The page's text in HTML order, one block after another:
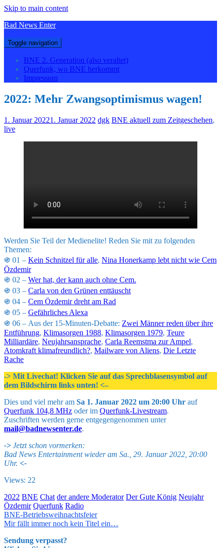
Skip to main content
Bad News Enter
Toggle navigation
BNE 2. Generation (also veraltet)
Querfunk, wo BNE herkommt
Impressum
2022: Mehr Zwangsoptimismus wagen!
1. Januar 20221. Januar 2022 dgk BNE aktuell zum Zeitgeschehen,
live
Werden Sie Teil der Medienelite! Reden Sie mit zu folgenden
Themen:
֍ 01 – Kein Schnitzel für alle, Nina Honerkamp lebt nicht wie Cem
Özdemir
֍ 02 – Wer hat, der kann auch ohne Cem.
֍ 03 – Carla von den Grünen enttäuscht
֍ 04 – Cem Özdemir dreht am Rad
֍ 05 – Gefährliches Alexa
֍ 06 – Aus der 15-Minuten-Debatte: Zwei Männer reden über ihre
Entführung, Klimasorgen 1988, Klimasorgen 1979, Teure
Milliardäre, Neujahrsansprache, Carla Reemstma zur Ampel,
Atomkraft klimafreundlich?, Mailware von Aliens, Die Letzte
Rache
-> Mit Livechat! Klicken Sie auf das Sprechblasensymbol auf
dem Bildschirm links unten! <–
Dies und viel mehr am Sa 1. Januar 2022 um 20:00 Uhr auf
Querfunk 104,8 MHz oder im Querfunk-Livestream.
Zuschriften werden gerne entgegengenommen unter
mail@badnewsenter.de.
-> Jetzt schon vormerken:
Bad News Entertainment wieder am Sa., 29. Januar 2022, 20:00
Uhr. <-
Views: 22
2022 BNE Chat der andere Moderator Der Gute König Neujahr
Özdemir Querfunk Radio
Beitragsnavigation
BNE-Betriebsweihnachtsfeier
Mir fällt immer noch kein Titel ein…
Sendung verpasst?